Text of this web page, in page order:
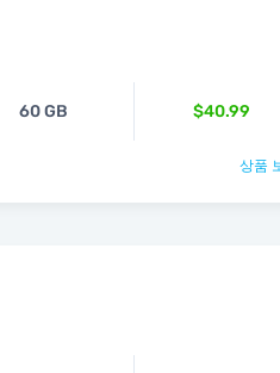
60 GB $40.99
상품